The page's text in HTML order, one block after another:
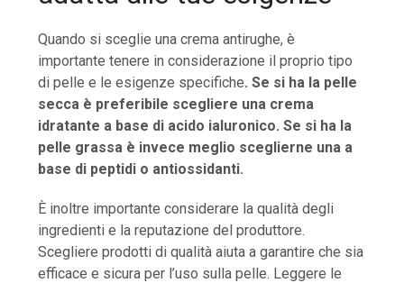
Quando si sceglie una crema antirughe, è
importante tenere in considerazione il proprio tipo
di pelle e le esigenze specifiche. Se si ha la pelle
secca è preferibile scegliere una crema
idratante a base di acido ialuronico. Se si ha la
pelle grassa è invece meglio sceglierne una a
base di peptidi o antiossidanti.
È inoltre importante considerare la qualità degli
ingredienti e la reputazione del produttore.
Scegliere prodotti di qualità aiuta a garantire che sia
efficace e sicura per l’uso sulla pelle. Leggere le